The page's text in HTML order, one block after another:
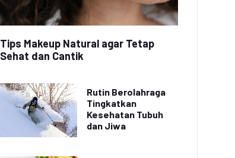
Tips Makeup Natural agar Tetap
Sehat dan Cantik
Rutin Berolahraga
Tingkatkan
Kesehatan Tubuh
dan Jiwa